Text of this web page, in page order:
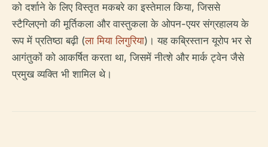
को दर्शाने के लिए विस्तृत मकबरे का इस्तेमाल किया, जिससे
स्टैग्लिएनो की मूर्तिकला और वास्तुकला के ओपन-एयर संग्रहालय के
रूप में प्रतिष्ठा बढ़ी (ला मिया लिगुरिया)। यह कब्रिस्तान यूरोप भर से
आगंतुकों को आकर्षित करता था, जिसमें नीत्शे और मार्क ट्वेन जैसे
प्रमुख व्यक्ति भी शामिल थे।